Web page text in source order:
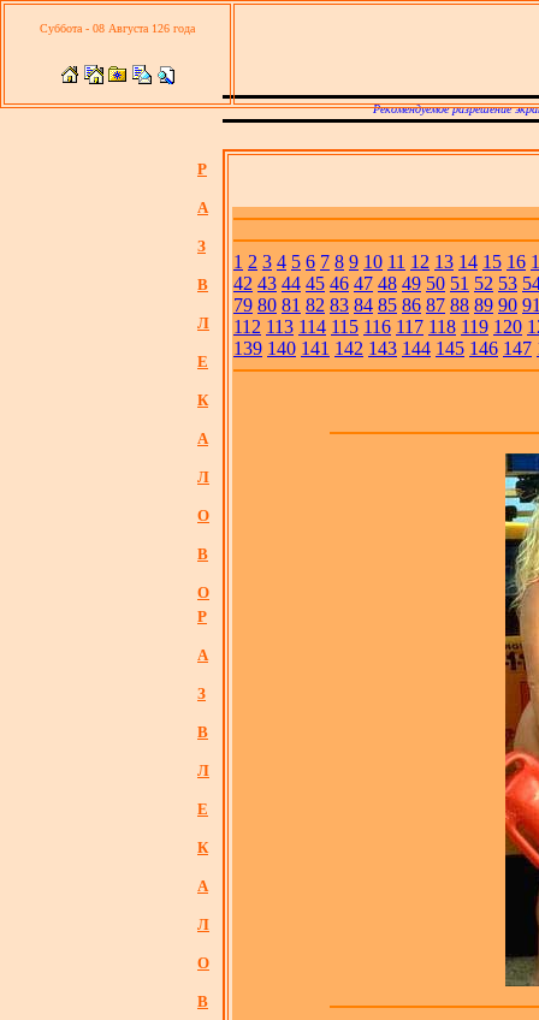
Суббота - 08 Августа 126 года
Р
А
З
В
Л
Е
К
А
Л
О
В
О
Р
А
З
В
Л
Е
К
А
Л
О
В
Рекомендуемое разрешение
1 2 3 4 5 6 7 8 9 10 11 12 13 14 15 16
42 43 44 45 46 47 48 49 50 51 52 53
79 80 81 82 83 84 85 86 87 88 89 90
112 113 114 115 116 117 118 119 120
139 140 141 142 143 144 145 146 147